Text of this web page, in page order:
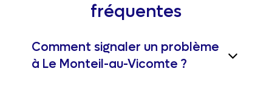
fréquentes
Comment signaler un problème
à Le Monteil-au-Vicomte ?